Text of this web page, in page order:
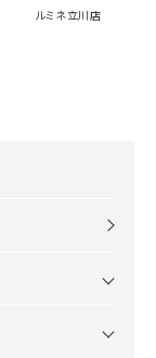
summer2026開催
ルミネ立川店